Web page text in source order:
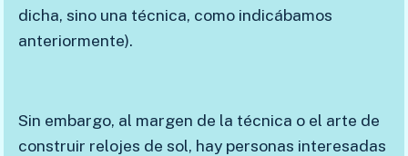
dicha, sino una técnica, como indicábamos
anteriormente).
Sin embargo, al margen de la técnica o el arte de
construir relojes de sol, hay personas interesadas